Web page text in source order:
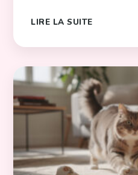
LIRE LA SUITE